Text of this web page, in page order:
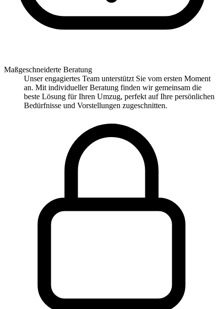
Maßgeschneiderte Beratung
Unser engagiertes Team unterstützt Sie vom ersten Moment
an. Mit individueller Beratung finden wir gemeinsam die
beste Lösung für Ihren Umzug, perfekt auf Ihre persönlichen
Bedürfnisse und Vorstellungen zugeschnitten.